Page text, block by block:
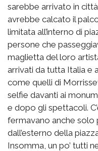
sarebbe arrivato in
avrebbe calcato il
limitata all’interno di
persone che
maglietta del loro
arrivati da tutta Italia e
come quelli di
selfie davanti ai
e dopo gli spettacoli.
fermavano anche solo
dall’esterno della
Insomma, un po’ tutti